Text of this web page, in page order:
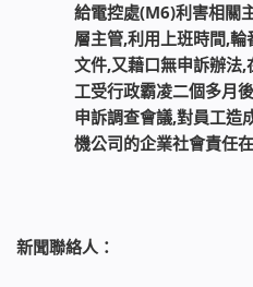
給電控處(M6)利害相關
層主管,利用上班時間,輪
文件,又藉口無申訴辦法
工受行政霸凌二個多月
申訴調查會議,對員工造
機公司的企業社會責任
新聞聯絡人：